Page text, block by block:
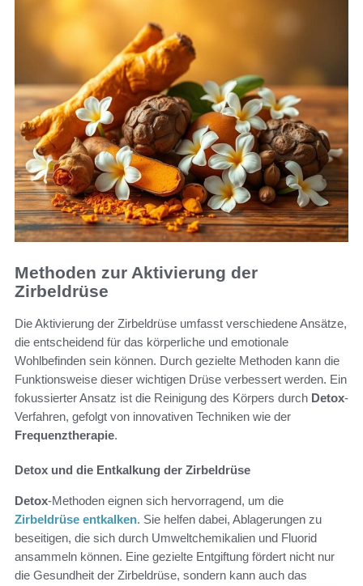
Methoden zur Aktivierung der
Zirbeldrüse
Die Aktivierung der Zirbeldrüse umfasst verschiedene Ansätze,
die entscheidend für das körperliche und emotionale
Wohlbefinden sein können. Durch gezielte Methoden kann die
Funktionsweise dieser wichtigen Drüse verbessert werden. Ein
fokussierter Ansatz ist die Reinigung des Körpers durch Detox-
Verfahren, gefolgt von innovativen Techniken wie der
Frequenztherapie.
Detox und die Entkalkung der Zirbeldrüse
Detox-Methoden eignen sich hervorragend, um die
Zirbeldrüse entkalken. Sie helfen dabei, Ablagerungen zu
beseitigen, die sich durch Umweltchemikalien und Fluorid
ansammeln können. Eine gezielte Entgiftung fördert nicht nur
die Gesundheit der Zirbeldrüse, sondern kann auch das